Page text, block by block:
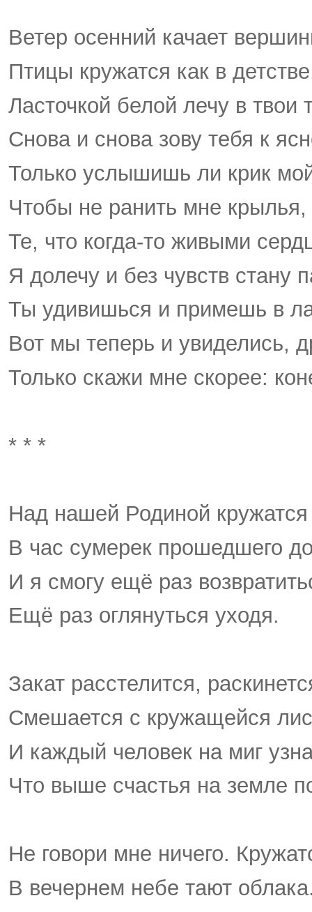
Ветер осенний качает
Птицы кружатся как в
Ласточкой белой лечу в
Снова и снова зову тебя к
Только услышишь ли крик
Чтобы не ранить мне
Те, что когда-то живыми
Я долечу и без чувств стану
Ты удивишься и примешь в
Вот мы теперь и увиделись,
Только скажи мне скорее:
* * *
Над нашей Родиной
В час сумерек прошедшего
И я смогу ещё раз
Ещё раз оглянуться уходя.
Закат расстелится,
Смешается с кружащейся
И каждый человек на миг
Что выше счастья на земле
Не говори мне ничего.
В вечернем небе тают